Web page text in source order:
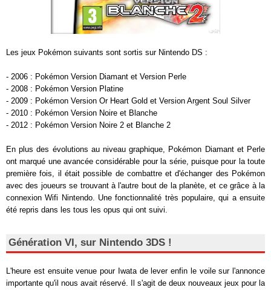
Les jeux Pokémon suivants sont sortis sur Nintendo DS :
- 2006 : Pokémon Version Diamant et Version Perle
- 2008 : Pokémon Version Platine
- 2009 : Pokémon Version Or Heart Gold et Version Argent Soul Silver
- 2010 : Pokémon Version Noire et Blanche
- 2012 : Pokémon Version Noire 2 et Blanche 2
En plus des évolutions au niveau graphique, Pokémon Diamant et Perle
ont marqué une avancée considérable pour la série, puisque pour la toute
première fois, il était possible de combattre et d'échanger des Pokémon
avec des joueurs se trouvant à l'autre bout de la planète, et ce grâce à la
connexion Wifi Nintendo. Une fonctionnalité très populaire, qui a ensuite
été repris dans les tous les opus qui ont suivi.
Génération VI, sur Nintendo 3DS !
L'heure est ensuite venue pour Iwata de lever enfin le voile sur l'annonce
importante qu'il nous avait réservé. Il s'agit de deux nouveaux jeux pour la